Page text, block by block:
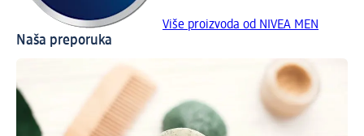
Više proizvoda od NIVEA MEN
Naša preporuka